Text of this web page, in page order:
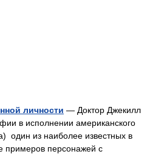
личности — Доктор Джекилл
в исполнении американского
один из наиболее известных в
примеров персонажей с